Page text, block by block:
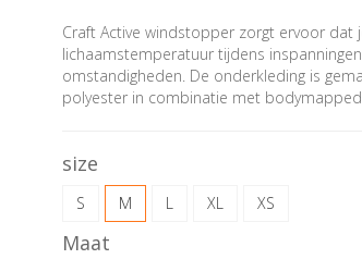
Craft Active windstopper zorgt ervoor
lichaamstemperatuur tijdens
omstandigheden. De onderkleding is
polyester in combinatie met
size
S M L XL XS
Maat